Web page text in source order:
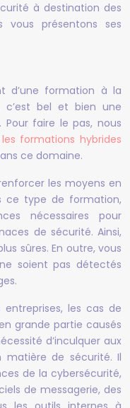
à destination des
vous présentons ses
d’une formation à la
c’est bel et bien une
faire le pas, nous
formations hybrides
ce domaine.
les moyens en
ce type de formation,
nécessaires pour
de sécurité. Ainsi,
sûres. En outre, vous
soient pas détectés
les cas de
grande partie causés
d’inculquer aux
matière de sécurité. Il
de la cybersécurité,
de messagerie, des